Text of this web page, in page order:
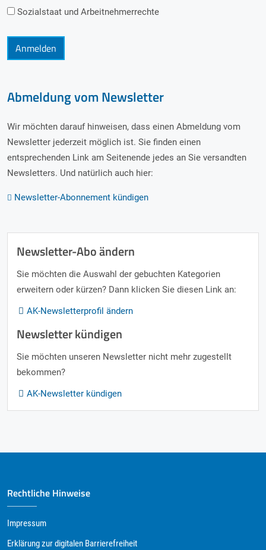
Sozialstaat und Arbeitnehmerrechte
Abmeldung vom Newsletter
Wir möchten darauf hinweisen, dass einen Abmeldung vom
Newsletter jederzeit möglich ist. Sie finden einen
entsprechenden Link am Seitenende jedes an Sie versandten
Newsletters. Und natürlich auch hier:
Newsletter-Abonnement kündigen
Newsletter-Abo ändern
Sie möchten die Auswahl der gebuchten Kategorien
erweitern oder kürzen? Dann klicken Sie diesen Link an:
AK-Newsletterprofil ändern
AK-Newsletterprofil ändern
Newsletter kündigen
Sie möchten unseren Newsletter nicht mehr zugestellt
bekommen?
AK-Newsletter kündigen
Rechtliche Hinweise
Impressum
Erklärung zur digitalen Barrierefreiheit